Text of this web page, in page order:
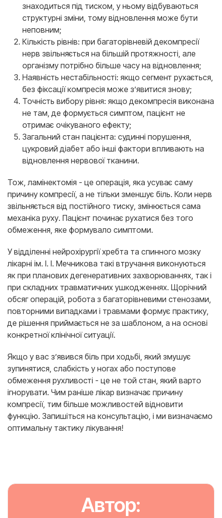
знаходиться під тиском, у ньому відбуваються
структурні зміни, тому відновлення може бути
неповним;
Кількість рівнів: при багаторівневій декомпресії
нерв звільняється на більшій протяжності, але
організму потрібно більше часу на відновлення;
Наявність нестабільності: якщо сегмент рухається,
без фіксації компресія може з’явитися знову;
Точність вибору рівня: якщо декомпресія виконана
не там, де формується симптом, пацієнт не
отримає очікуваного ефекту;
Загальний стан пацієнта: судинні порушення,
цукровий діабет або інші фактори впливають на
відновлення нервової тканини.
Тож, ламінектомія - це операція, яка усуває саму
причину компресії, а не тільки зменшує біль. Коли нерв
звільняється від постійного тиску, змінюється сама
механіка руху. Пацієнт починає рухатися без того
обмеження, яке формувало симптоми.
У відділенні нейрохірургії хребта та спинного мозку
лікарні ім. І. І. Мечникова такі втручання виконуються
як при планових дегенеративних захворюваннях, так і
при складних травматичних ушкодженнях. Щорічний
обсяг операцій, робота з багаторівневими стенозами,
повторними випадками і травмами формує практику,
де рішення приймається не за шаблоном, а на основі
конкретної клінічної ситуації.
Якщо у вас з’явився біль при ходьбі, який змушує
зупинятися, слабкість у ногах або поступове
обмеження рухливості - це не той стан, який варто
ігнорувати. Чим раніше лікар визначає причину
компресії, тим більше можливостей відновити
функцію. Запишіться на консультацію, і ми визначаємо
оптимальну тактику лікування!
Автор: